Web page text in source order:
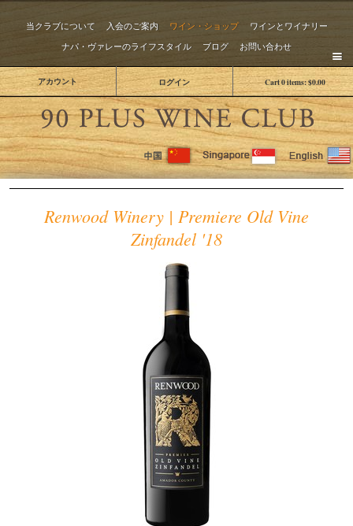
当クラブについて 入会のご案内 ワイン・ショップ
ワインとワイナリー
ナパ・ヴァレーのライフスタイル
ブログ お問い合わせ
Cart0items:$0.00
アカウント ログイン
The
Renwood Winery | Premiere Old Vine
Zinfandel '18